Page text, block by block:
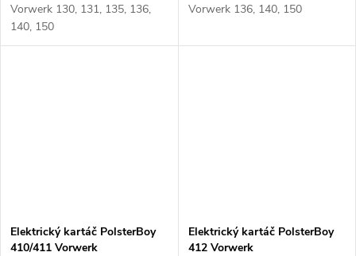
Vorwerk 130, 131, 135, 136,
140, 150
Vorwerk 136, 140, 150
Elektrický kartáč PolsterBoy
410/411 Vorwerk
Elektrický kartáč PolsterBoy
412 Vorwerk